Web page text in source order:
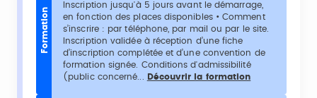
Formation
Inscription jusqu'à 5 jours avant le démarrage,
en fonction des places disponibles • Comment
s’inscrire : par téléphone, par mail ou par le site.
Inscription validée à réception d’une fiche
d’inscription complétée et d’une convention de
formation signée. Conditions d'admissibilité
(public concerné...
Découvrir la formation